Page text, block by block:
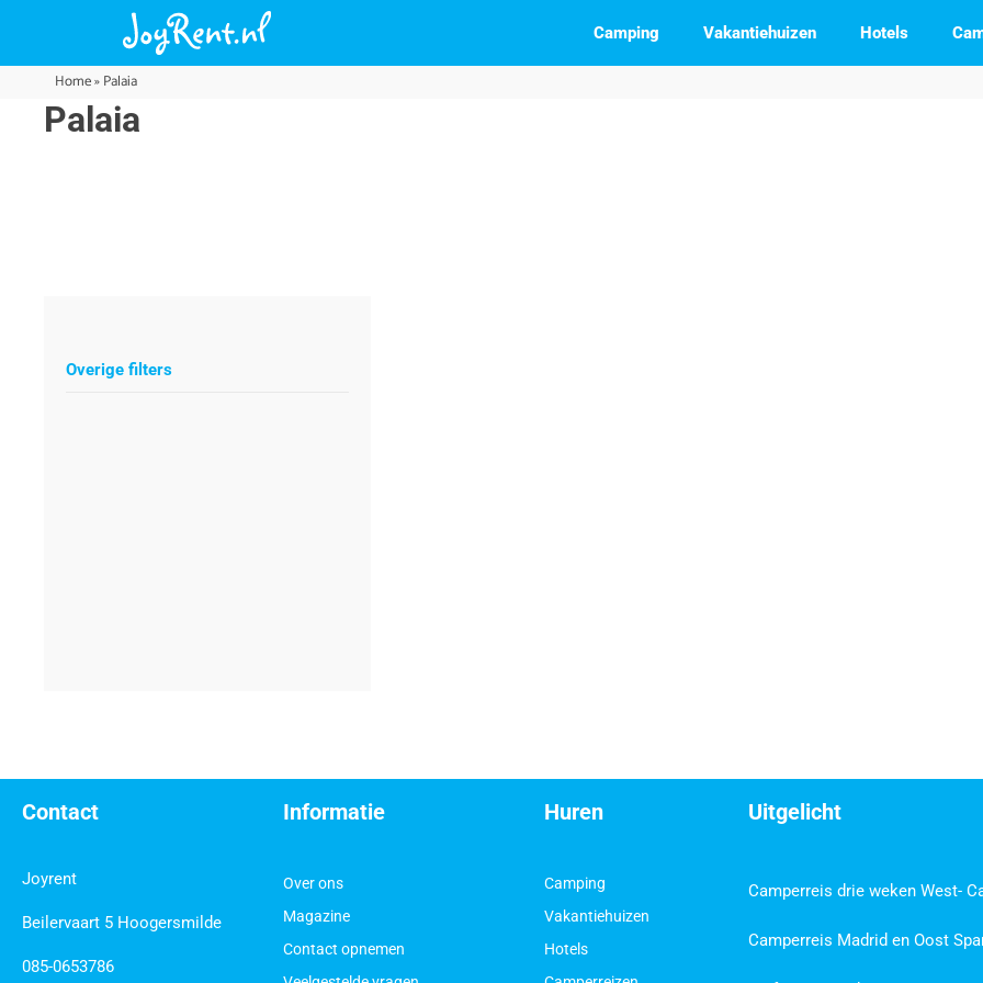
Camping Vakantiehuizen Hotels
Home»Palaia
Palaia
Overige filters
Contact
Joyrent
Beilervaart 5 Hoogersmilde
085-0653786
Informatie
Over ons
Magazine
Contact opnemen
Huren
Camping
Vakantiehuizen
Hotels
Uitgelicht
Camperreis drie weken West-
Camperreis Madrid en Oost